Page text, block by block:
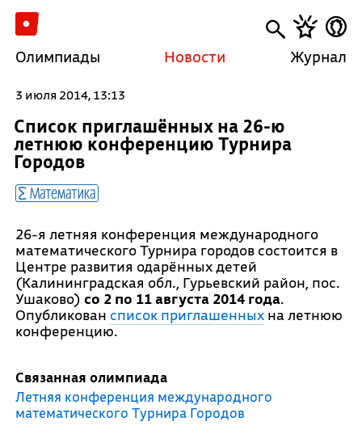
Олимпиады Новости Журнал
3 июля 2014, 13:13
Список приглашённых на 26-ю
летнюю конференцию Турнира
Городов
Математика
26-я летняя конференция международного
математического Турнира городов состоится в
Центре развития одарённых детей
(Калининградская обл., Гурьевский район, пос.
Ушаково) со 2 по 11 августа 2014 года.
Опубликован список приглашенныхна летнюю
конференцию.
Связанная олимпиада
Летняя конференция международного
математического Турнира Городов